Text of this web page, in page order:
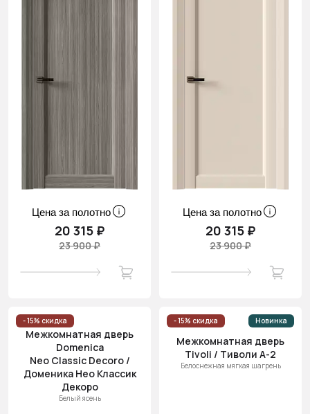
Цена за полотно
20 315 ₽
23 900 ₽
Цена за полотно
20 315 ₽
23 900 ₽
- 15% скидка
Межкомнатная дверь
Domenica
Neo Classic Decoro /
Доменика Нео Классик
Декоро
Белый ясень
- 15% скидка Новинка
Межкомнатная дверь
Tivoli / Тиволи А-2
Белоснежная мягкая шагрень